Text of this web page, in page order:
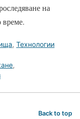
на
време.
, Технологии
,
Back to top